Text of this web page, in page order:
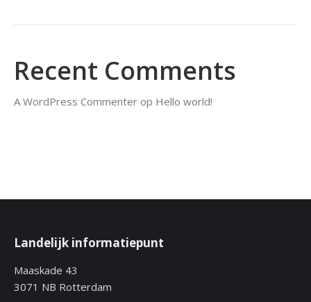
Recent Comments
A WordPress Commenter op Hello world!
Landelijk informatiepunt
Maaskade 43
3071 NB Rotterdam